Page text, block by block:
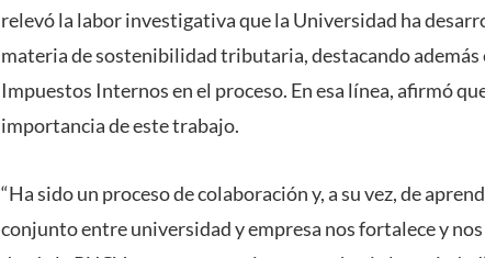
relevó la labor investigativa que la Universidad ha
materia de sostenibilidad tributaria, destacando
Impuestos Internos en el proceso. En esa línea, afirmó
importancia de este trabajo.
“Ha sido un proceso de colaboración y, a su vez, de
conjunto entre universidad y empresa nos fortalece y